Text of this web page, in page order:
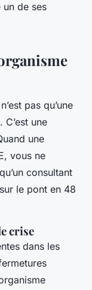
de ses
pas qu’une
une
une
vous ne
consultant
le pont en 48
crise
dans les